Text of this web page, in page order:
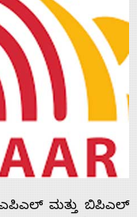
ಮತ್ತು ಬಿಪಿಎಲ್